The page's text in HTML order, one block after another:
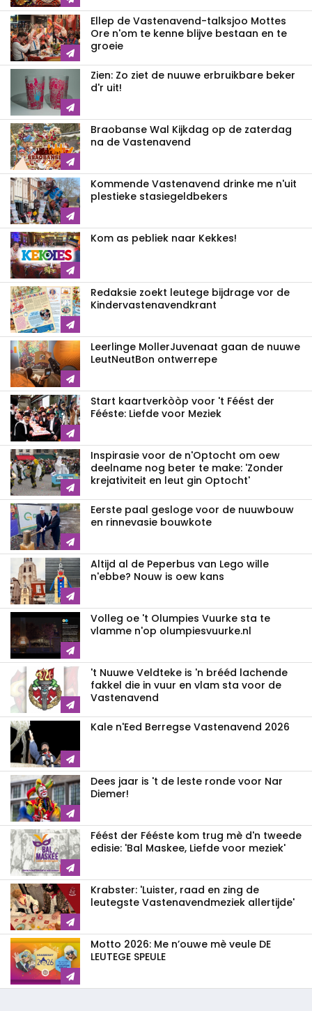
Ellep de Vastenavend-talksjoo Mottes
Ore n'om te kenne blijve bestaan en te
groeie
Zien: Zo ziet de nuuwe erbruikbare beker
d'r uit!
Braobanse Wal Kijkdag op de zaterdag
na de Vastenavend
Kommende Vastenavend drinke me n'uit
plestieke stasiegeldbekers
Kom as pebliek naar Kekkes!
Redaksie zoekt leutege bijdrage vor de
Kindervastenavendkrant
Leerlinge MollerJuvenaat gaan de nuuwe
LeutNeutBon ontwerrepe
Start kaartverkòòp voor 't Féést der
Fééste: Liefde voor Meziek
Inspirasie voor de n'Optocht om oew
deelname nog beter te make: 'Zonder
krejativiteit en leut gin Optocht'
Eerste paal gesloge voor de nuuwbouw
en rinnevasie bouwkote
Altijd al de Peperbus van Lego wille
n'ebbe? Nouw is oew kans
Volleg oe 't Olumpies Vuurke sta te
vlamme n'op olumpiesvuurke.nl
't Nuuwe Veldteke is 'n brééd lachende
fakkel die in vuur en vlam sta voor de
Vastenavend
Kale n'Eed Berregse Vastenavend 2026
Dees jaar is 't de leste ronde voor Nar
Diemer!
Féést der Fééste kom trug mè d'n tweede
edisie: 'Bal Maskee, Liefde voor meziek'
Krabster: 'Luister, raad en zing de
leutegste Vastenavendmeziek allertijde'
Motto 2026: Me n’ouwe mè veule DE
LEUTEGE SPEULE